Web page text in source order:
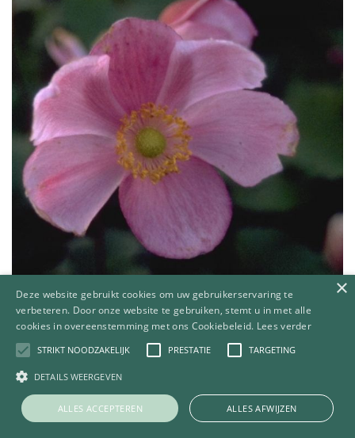
Anemone x hybrida 'Rosenschale'
×
Deze website gebruikt cookies om uw gebruikerservaring te
verbeteren. Door onze website te gebruiken, stemt u in met alle
cookies in overeenstemming met ons Cookiebeleid. Lees verder
STRIKT NOODZAKELIJK PRESTATIE TARGETING
DETAILS WEERGEVEN
ALLES ACCEPTEREN ALLES AFWIJZEN